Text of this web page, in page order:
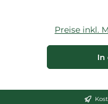
Preise inkl.
In